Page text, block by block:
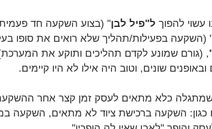
עשוי להפוך ל"פיל לבן" (בצוע השקעה חד פעמית
(השקעה בפעילות/תהליך שלא רואים את סופו
, (גורם שמונע לקדם תהליכים ותוקע את
ובאופנים שונים, וטוב היה אילו לא היו קיימים.
שמתגלה כלא מתאים לעסק זמן קצר אחר
כגון: השקעה ברכישת ציוד לא מתאים, השקעה